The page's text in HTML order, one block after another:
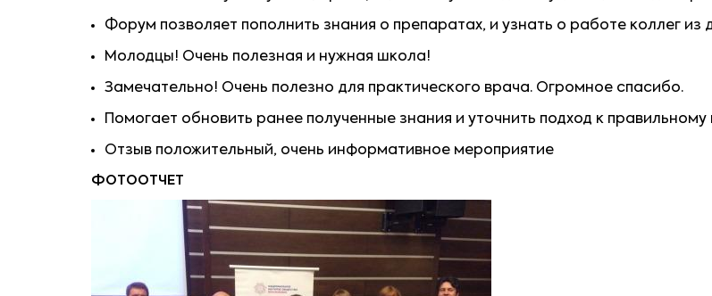
Форум позволяет пополнить знания о препаратах, и узнать о работе коллег из
Молодцы! Очень полезная и нужная школа!
Замечательно! Очень полезно для практического врача. Огромное спасибо.
Помогает обновить ранее полученные знания и уточнить подход к
Отзыв положительный, очень информативное мероприятие
ФОТООТЧЕТ